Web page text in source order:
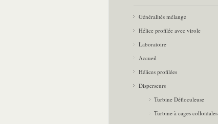
Généralités mélange
Hélice profilée avec virole
Laboratoire
Accueil
Hélices profilées
Disperseurs
Turbine Défloculeuse
Turbine à cages colloïdales